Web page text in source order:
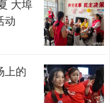
大埠
动
上的